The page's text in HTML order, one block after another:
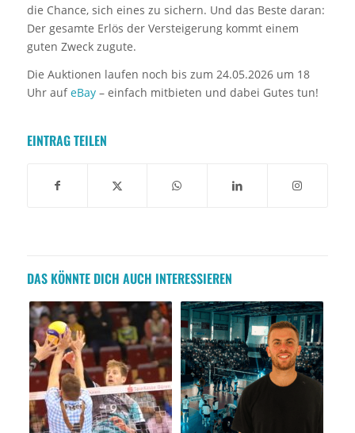
die Chance, sich eines zu sichern. Und das Beste daran:
Der gesamte Erlös der Versteigerung kommt einem
guten Zweck zugute.
Die Auktionen laufen noch bis zum 24.05.2026 um 18
Uhr aufeBay– einfach mitbieten und dabei Gutes tun!
EINTRAG TEILEN
DAS KÖNNTE DICH AUCH INTERESSIEREN